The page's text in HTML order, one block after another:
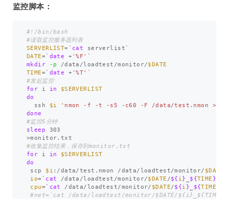
监控脚本：
#!/bin/bash
#读取监控服务器列表
SERVERLIST=` cat serverlist`
DATE=` date +'%F' `
mkdir
-p /data/loadtest/monitor/$DATE
TIME=` date +'%T' `
#发起监控
for
i in
$SERVERLIST
do
ssh
$i
'nmon -f -t -s5 -c60 -F /data/test.nmon >/
done
#监控5分钟
sleep
>
#收集监控结果，保存到monitor.txt
for
i in
$SERVERLIST
do
scp $i :/data/test.nmon /data/loadtest/monitor/ $DATE
io=` cat /data/loadtest/monitor/$DATE /${ i} ${TIME }
cpu=` cat /data/loadtest/monitor/ $DATE/${i } ${TIME
#net=`cat /data/loadtest/monitor/$DATE/